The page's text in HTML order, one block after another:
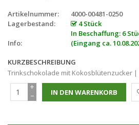
Artikelnummer:
4000-00481-0250
Lagerbestand:
4 Stück
Info:
In Beschaffung: 6
(Eingang ca.
KURZBESCHREIBUNG
Trinkschokolade mit Kokosblütenzucker |
−
+